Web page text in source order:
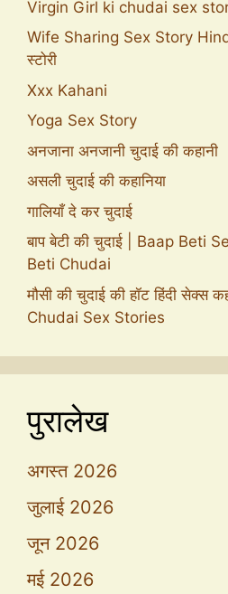
Virgin Girl ki chudai sex
Wife Sharing Sex Story
स्टोरी
Xxx Kahani
Yoga Sex Story
अनजाना अनजानी चुदाई की कहानी
असली चुदाई की कहानिया
गालियाँ दे कर चुदाई
बाप बेटी की चुदाई | Baap Beti
Beti Chudai
मौसी की चुदाई की हॉट हिंदी सेक्स
Chudai Sex Stories
पुरालेख
अगस्त 2026
जुलाई 2026
जून 2026
मई 2026